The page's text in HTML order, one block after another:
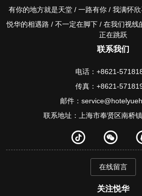
有你的地方就是天堂 / 一路有你 / 我满怀
悦华的相遇路 / 不一定在脚下 / 在我们视
正在跳跃
联系我们
电话：+8621-
传真：+8621-
邮件：
联系地址：上海市奉贤区南桥
在线留言
关注悦华